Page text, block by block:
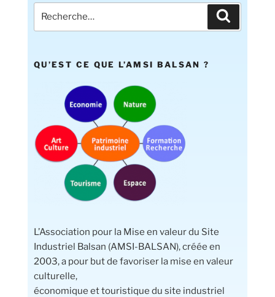
QU’EST CE QUE L’AMSI BALSAN ?
L’Association pour la Mise en valeur du Site
Industriel Balsan (AMSI-BALSAN), créée en
2003, a pour but de favoriser la mise en valeur
culturelle,
économique et touristique du site industriel